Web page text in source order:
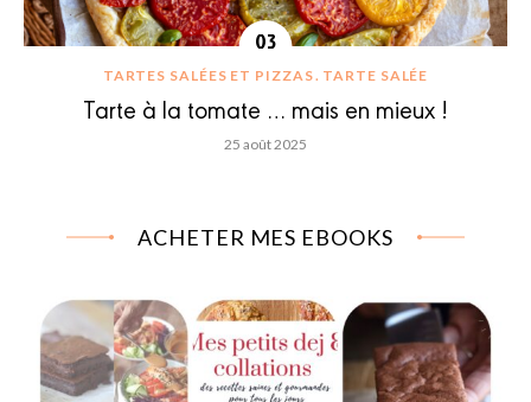
TARTES SALÉES ET PIZZAS TARTE SALÉE
Tarte à la tomate … mais en mieux !
25 août 2025
ACHETER MES EBOOKS